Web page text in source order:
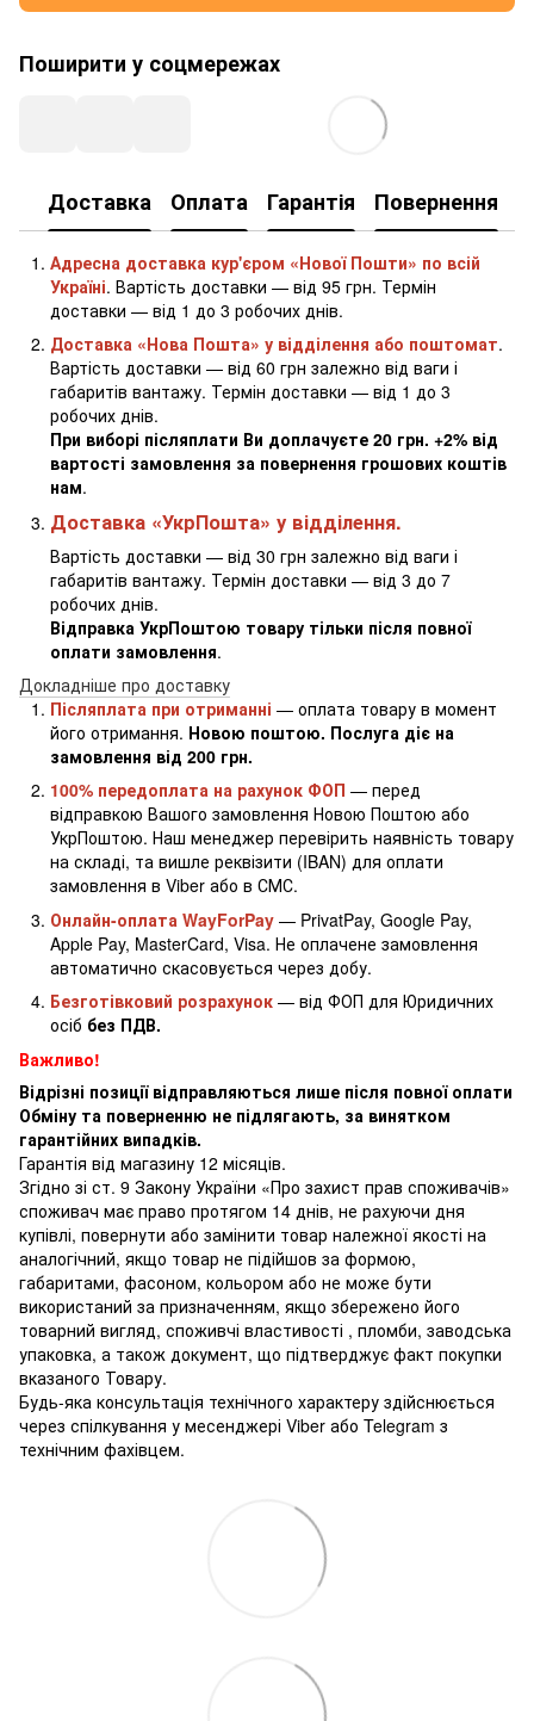
Поширити у соцмережах
Доставка Оплата Гарантія Повернення
Адресна доставка кур'єром «Нової Пошти» по всій
Україні. Вартість доставки — від 95 грн. Термін
доставки — від 1 до 3 робочих днів.
Доставка «Нова Пошта» у відділення або поштомат.
Вартість доставки — від 60 грн залежно від ваги і
габаритів вантажу. Термін доставки — від 1 до 3
робочих днів.
При виборі післяплати Ви доплачуєте 20 грн. +2% від
вартості замовлення за повернення грошових коштів
нам.
Доставка «УкрПошта» у відділення.
Вартість доставки — від 30 грн залежно від ваги і
габаритів вантажу. Термін доставки — від 3 до 7
робочих днів.
Відправка УкрПоштою товару тільки після повної
оплати замовлення.
Докладніше про доставку
Післяплата при отриманні — оплата товару в момент
його отримання. Новою поштою. Послуга діє на
замовлення від 200 грн.
100% передоплата на рахунок ФОП — перед
відправкою Вашого замовлення Новою Поштою або
УкрПоштою. Наш менеджер перевірить наявність товару
на складі, та вишле реквізити (IBAN) для оплати
замовлення в Viber або в СМС.
Онлайн-оплата WayForPay — PrivatPay, Google Pay,
Apple Pay, MasterCard, Visa. Не оплачене замовлення
автоматично скасовується через добу.
Безготівковий розрахунок — від ФОП для Юридичних
осіб без ПДВ.
Важливо!
Відрізні позиції відправляються лише після повної оплати
Обміну та поверненню не підлягають, за винятком
гарантійних випадків.
Гарантія від магазину 12 місяців.
Згідно зі ст. 9 Закону України «Про захист прав споживачів»
споживач має право протягом 14 днів, не рахуючи дня
купівлі, повернути або замінити товар належної якості на
аналогічний, якщо товар не підійшов за формою,
габаритами, фасоном, кольором або не може бути
використаний за призначенням, якщо збережено його
товарний вигляд, споживчі властивості , пломби, заводська
упаковка, а також документ, що підтверджує факт покупки
вказаного Товару.
Будь-яка консультація технічного характеру здійснюється
через спілкування у месенджері Viber або Telegram з
технічним фахівцем.